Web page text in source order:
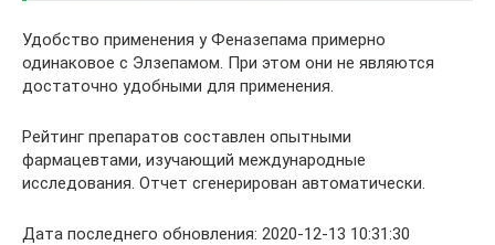
Удобство применения у Феназепама примерно
одинаковое с Элзепамом. При этом они не являются
достаточно удобными для применения.
Рейтинг препаратов составлен опытными
фармацевтами, изучающий международные
исследования. Отчет сгенерирован автоматически.
Дата последнего обновления: 2020-12-13 10:31:30